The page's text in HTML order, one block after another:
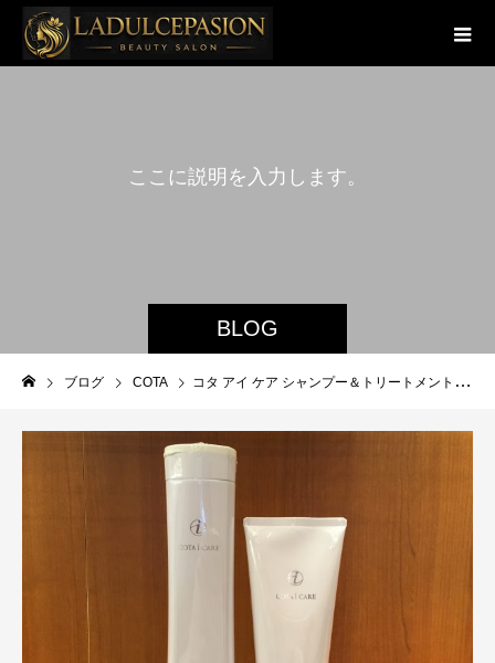
BLOG
こ こ に説明 を 入 力 し ま す。
ブログ COTA コタ アイ ケア シャンプー＆トリートメント 7 〈フルーティーローズブーケの香り〉